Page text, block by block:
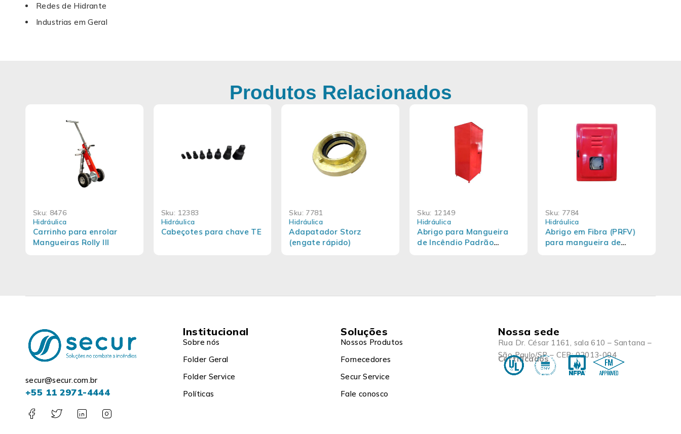
Redes de Hidrante
Industrias em Geral
Produtos Relacionados
Sku: 8476
Hidráulica
Carrinho para enrolar
Mangueiras Rolly III
Sku: 12383
Hidráulica
Cabeçotes para chave TE
Sku: 7781
Hidráulica
Adapatador Storz
(engate rápido)
Sku: 12149
Hidráulica
Abrigo para Mangueira
de Incêndio Padrão
Sku: 7784
Hidráulica
Abrigo em Fibra (PRFV)
para mangueira de
secur@secur.com.br
+55 11 2971-4444
Institucional
Sobre nós
Folder Geral
Folder Service
Políticas
Soluções
Nossos Produtos
Fornecedores
Secur Service
Fale conosco
Nossa sede
Rua Dr. César 1161, sala 610 – Santana –
São Paulo/SP – CEP: 02013-004
Certificados